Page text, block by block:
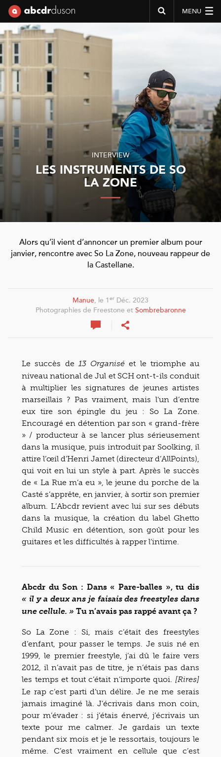
MENU
Abcdr du Son
INTERVIEW
LES INSTRUMENTS DE SO
LA ZONE
Alors qu’il vient d’annoncer un premier album pour
janvier, rencontre avec So La Zone, nouveau rappeur de
la Castellane.
Manue, le 1 er Déc. 2023
Photographies de Freestone et Sombrebaronne
Le succès de 13 Organisé et le triomphe au
niveau national de Jul et SCH ont-t-ils conduit
à multiplier les signatures de jeunes artistes
marseillais ? Pas vraiment, mais l’un d’entre
eux tire son épingle du jeu : So La Zone.
Encouragé en détention par son « grand-frère
» / producteur à se lancer plus sérieusement
dans la musique, puis introduit par Soolking, il
attire l’œil d’Henri Jamet (directeur d’AllPoints),
qui voit en lui un style à part. Après le succès
de « La Rue m’a eu », le jeune du porche de la
Casté s’apprête, en janvier, à sortir son premier
album. L’Abcdr revient avec lui sur ses débuts
dans la musique, la création du label Ghetto
Child Music en détention, son goût pour les
guitares et les difficultés à rapper l’intime.
Abcdr du Son : Dans « Pare-balles », tu dis
« il y a deux ans je faisais des freestyles dans
une cellule. » Tu n’avais pas rappé avant ça ?
So La Zone : Si, mais c’était des freestyles
d’enfant, pour passer le temps. Je suis né en
1999, le premier freestyle, j’ai dû le faire vers
2012, il n’avait pas de titre, je n’étais pas dans
les temps et tout c’était n’importe quoi.
[Rires]
Le rap c’est parti d’un délire. Je ne me serais
jamais imaginé là. J’écrivais dans mon coin,
pour m’évader : si j’étais énervé, j’écrivais un
texte pour me calmer. Je gardais un texte
pendant six mois et je le ressortais, toujours le
même. C’est vraiment en cellule que c’est